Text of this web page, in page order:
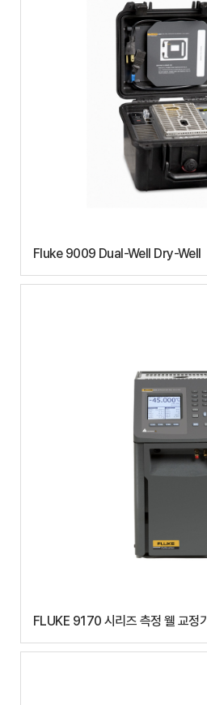
Fluke 9009 Dual-Well Dry-Well
FLUKE 9170 시리즈 측정 웰 교정기